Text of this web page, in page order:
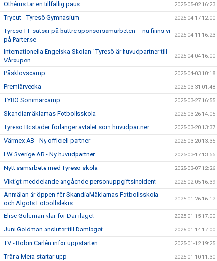
Othérus tar en tillfällig paus 2025-05-02 16:23
Tryout - Tyresö Gymnasium 2025-04-17 12:00
Tyresö FF satsar på bättre sponsorsamarbeten – nu finns vi
på Parter.se
2025-04-11 16:23
Internationella Engelska Skolan i Tyresö är huvudpartner till
Vårcupen
2025-04-04 16:00
Påsklovscamp 2025-04-03 10:18
Premiärvecka 2025-03-31 01:48
TYBO Sommarcamp 2025-03-27 16:55
Skandiamäklarnas Fotbollsskola 2025-03-26 14:05
Tyresö Bostäder förlänger avtalet som huvudpartner 2025-03-20 13:37
Värmex AB - Ny officiell partner 2025-03-20 13:35
LW Sverige AB - Ny huvudpartner 2025-03-17 13:55
Nytt samarbete med Tyresö skola 2025-03-07 12:26
Viktigt meddelande angående personuppgiftsincident 2025-02-05 16:39
Anmälan är öppen för SkandiaMäklarnas Fotbollsskola
och Älgots Fotbollslekis
2025-01-26 16:12
Elise Goldman klar för Damlaget 2025-01-15 17:00
Juni Goldman ansluter till Damlaget 2025-01-14 17:00
TV - Robin Carlén inför uppstarten 2025-01-12 19:25
Träna Mera startar upp 2025-01-10 11:30